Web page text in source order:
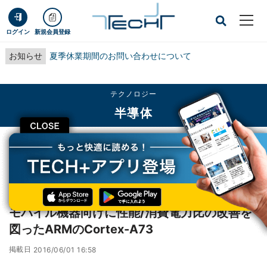
ログイン 新規会員登録
お知らせ 夏季休業期間のお問い合わせについて
CLOSE
テクノロジー
半導体
TECH+ テクノロジー
半導体
モバイル機器向けに性能/消費電力比の改善を図ったARMのCortex-A73
モバイル機器向けに性能/消費電力比の改善を
図ったARMのCortex-A73
掲載日 2016/06/01 16:58